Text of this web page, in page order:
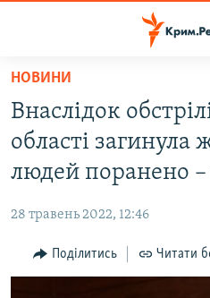
Перейти
основного
матеріалу
до
основної
навігації
Перейти
до
ВОДА.КРИМ
ВІДЕО ТА ФОТО
БЛОГИ
ПОГЛЯД
НОВИНИ
Внаслідок
області загинула
людей поранено
28 травень 2022, 12:46
Поділитись Читати